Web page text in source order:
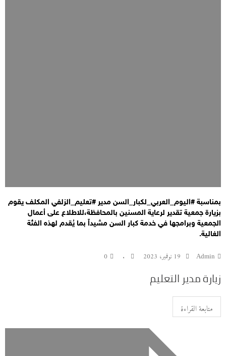
بمناسبة #اليوم_العربي_لكبار_السن مدير #تعليم_الزلفي المكلف يقوم
بزيارة جمعية تقدير لرعاية المسنين بالمحافظة،للاطلاع على أعمال
الجمعية وبرامجها في خدمة كبار السن مشيداً بما يُقدم لهذه الفئة
الغالية.
Admin 19 نوفمبر، 2023 .
0
زيارة مدير التعليم
متابعة القراءة